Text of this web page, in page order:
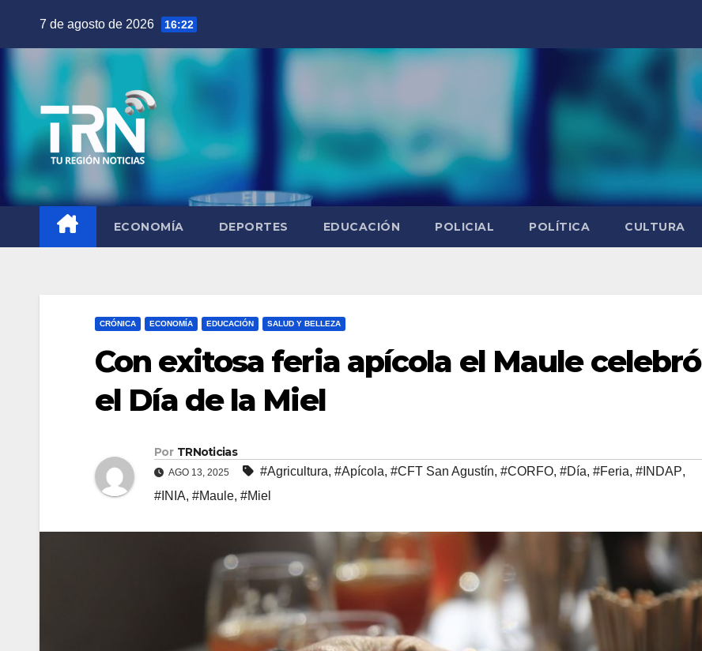
7 de agosto de 2026 16:22
ECONOMÍA DEPORTES EDUCACIÓN POLICIAL POLÍTICA CULTURA
CRÓNICA ECONOMÍA EDUCACIÓN SALUD Y BELLEZA
Con exitosa feria apícola el Maule celebró
el Día de la Miel
Por TRNoticias
AGO 13, 2025 #Agricultura, #Apícola, #CFT San Agustín, #CORFO, #Día, #Feria, #INDAP,
#INIA, #Maule, #Miel